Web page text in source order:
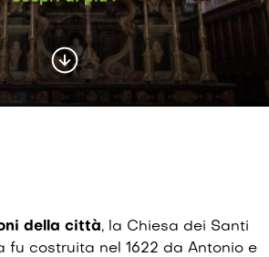
della città, la Chiesa dei Santi
fu costruita nel 1622 da Antonio e